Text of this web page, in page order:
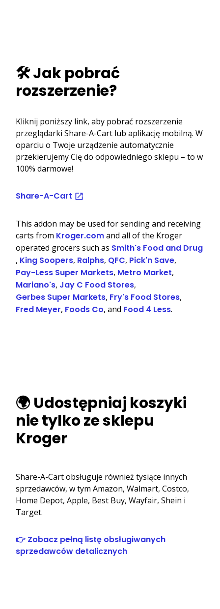
🛠️ Jak pobrać
rozszerzenie?
Kliknij poniższy link, aby pobrać rozszerzenie
przeglądarki Share-A-Cart lub aplikację mobilną. W
oparciu o Twoje urządzenie automatycznie
przekierujemy Cię do odpowiedniego sklepu – to w
100% darmowe!
Share-A-Cart
This addon may be used for sending and receiving
carts from Kroger.comand all of the Kroger
operated grocers such as Smith's Food and Drug
, King Soopers, Ralphs, QFC, Pick'n Save,
Pay-Less Super Markets, Metro Market,
Mariano's, Jay C Food Stores,
Gerbes Super Markets, Fry's Food Stores,
Fred Meyer, Foods Co, and Food 4 Less.
🌍 Udostępniaj koszyki
nie tylko ze sklepu
Kroger
Share-A-Cart obsługuje również tysiące innych
sprzedawców, w tym Amazon, Walmart, Costco,
Home Depot, Apple, Best Buy, Wayfair, Shein i
Target.
👉 Zobacz pełną listę obsługiwanych
sprzedawców detalicznych